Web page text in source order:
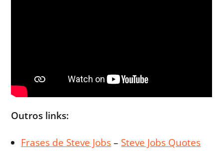
Outros links:
Frases de Steve Jobs– Steve Jobs Quotes